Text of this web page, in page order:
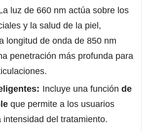
luz de 660 nm actúa sobre los
y la salud de la piel,
longitud de onda de 850 nm
penetración más profunda para
Incluye una función de
que permite a los usuarios
intensidad del tratamiento.